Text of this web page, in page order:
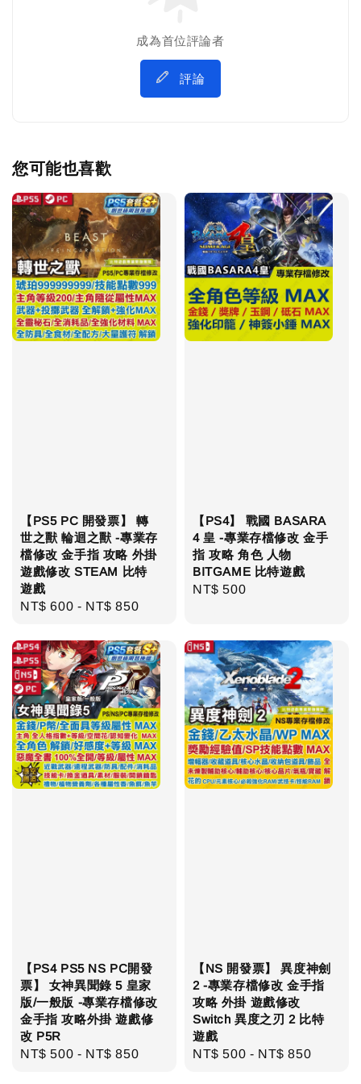
成為首位評論者
評論
您可能也喜歡
【PS5 PC 開發票】 轉
世之獸 輪迴之獸 -專業存
檔修改 金手指 攻略 外掛
遊戲修改 STEAM 比特
遊戲
Regular
NT$ 600 - NT$ 850
【PS4】 戰國 BASARA
4 皇 -專業存檔修改 金手
指 攻略 角色 人物
BITGAME 比特遊戲
Regular
NT$ 500
【PS4 PS5 NS PC開發
票】 女神異聞錄 5 皇家
版/一般版 -專業存檔修改
金手指 攻略外掛 遊戲修
改 P5R
Regular
NT$ 500 - NT$ 850
【NS 開發票】 異度神劍
2 -專業存檔修改 金手指
攻略 外掛 遊戲修改
Switch 異度之刃 2 比特
遊戲
Regular
NT$ 500 - NT$ 850